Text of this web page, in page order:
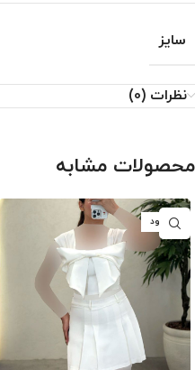
سایز
نظرات (0)
محصولات مشابه
ناموجود